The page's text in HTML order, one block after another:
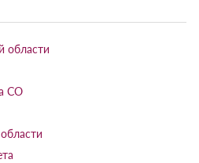
области
СО